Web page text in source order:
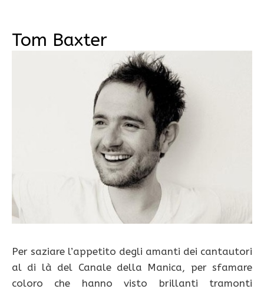
Tom Baxter
Per saziare l’appetito degli amanti dei cantautori
al di là del Canale della Manica, per sfamare
coloro che hanno visto brillanti tramonti